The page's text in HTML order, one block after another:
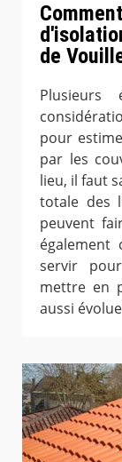
de
pour
par les
lieu, il faut
totale des
peuvent
également
servir
mettre en
aussi